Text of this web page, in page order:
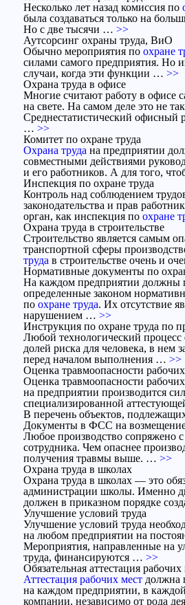
Несколько лет назад комиссия по
была создаваться только на
Но с две тысячи … >>
Аутсорсинг охраны труда, ВиО
Обычно мероприятия по охране
силами самого предприятия. Но
случаи, когда эти функции … >>
Охрана труда в офисе
Многие считают работу в офисе
на свете. На самом деле это не
Среднестатистический офисный
… >>
Комитет по охране труда
Охрана труда на предприятии
совместными действиями
и его работников. А для того,
Инспекция по охране труда
Контроль над соблюдением
законодательства и прав
орган, как инспекция по охране
Охрана труда в строительстве
Строительство является самым
транспортной сферы
труда в строительстве очень и
Нормативные документы по
На каждом предприятии должны
определенные законом
по охране труда. Их отсутствие
нарушением … >>
Инструкция по охране труда по
Любой технологический процесс
долей риска для человека, в нем
перед началом выполнения … >>
Оценка травмоопасности
Оценка травмоопасности
на предприятии производится
специализированной
В перечень объектов,
Документы в ФСС на
Любое производство сопряжено с
сотрудника. Чем опаснее
получения травмы выше. … >>
Охрана труда в школах
Охрана труда в школах — это
администрации школы. Именно
должен в приказном порядке
Улучшение условий труда
Улучшение условий труда
на любом предприятии на
Мероприятия, направленные на
труда, финансируются … >>
Обязательная аттестация рабочих
Аттестация рабочих мест должна
на каждом предприятии, в
компании, независимо от рода